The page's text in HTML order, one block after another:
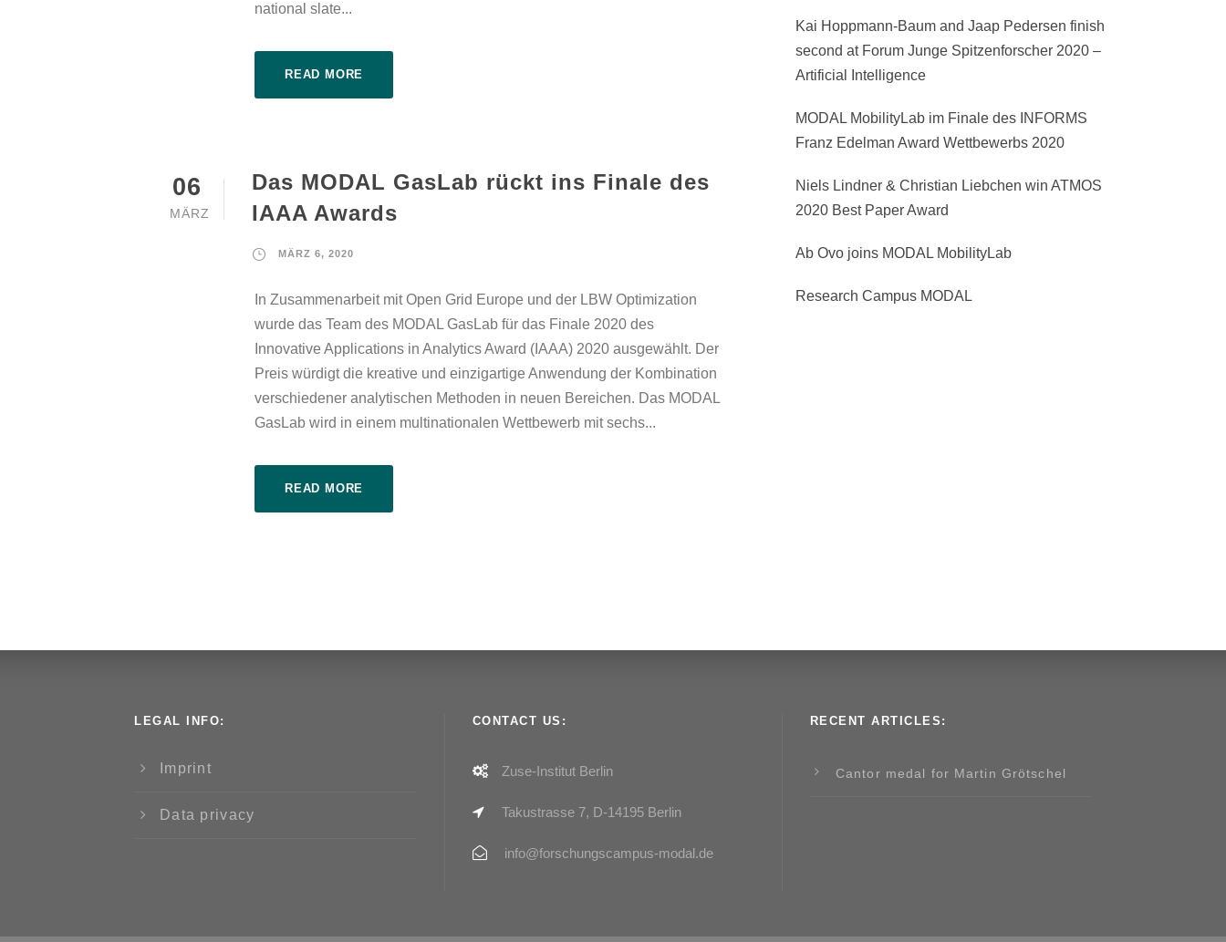
national slate...
READ MORE
06
MÄRZ
Das MODAL GasLab rückt ins Finale des
IAAA Awards
MÄRZ 6, 2020
In Zusammenarbeit mit Open Grid Europe und der LBW Optimization
wurde das Team des MODAL GasLab für das Finale 2020 des
Innovative Applications in Analytics Award (IAAA) 2020 ausgewählt. Der
Preis würdigt die kreative und einzigartige Anwendung der Kombination
verschiedener analytischen Methoden in neuen Bereichen. Das MODAL
GasLab wird in einem multinationalen Wettbewerb mit sechs...
READ MORE
Kai Hoppmann-Baum and Jaap Pedersen finish
second at Forum Junge Spitzenforscher 2020 –
Artificial Intelligence
MODAL MobilityLab im Finale des INFORMS
Franz Edelman Award Wettbewerbs 2020
Niels Lindner & Christian Liebchen win ATMOS
2020 Best Paper Award
Ab Ovo joins MODAL MobilityLab
Research Campus MODAL
LEGAL INFO:
Imprint
Data privacy
CONTACT US:
Zuse-Institut Berlin
Takustrasse 7, D-14195 Berlin
info@forschungscampus-modal.de
RECENT ARTICLES:
Cantor medal for Martin Grötschel